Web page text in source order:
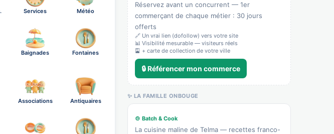
Services Météo
Baignades Fontaines
Associations Antiquaires
Réservez avant un concurrent — 1er
commerçant de chaque métier : 30 jours
offerts
🔗 Un vrai lien (dofollow) vers votre site
📊 Visibilité mesurable — visiteurs réels
🎴 + carte de collection de votre ville
🔒 Référencer mon commerce
✨ LA FAMILLE ONBOUGE
🍲 Batch & Cook
La cuisine maline de Telma — recettes franco-